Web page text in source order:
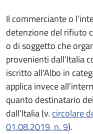
Il commerciante o
detenzione del rifiuto
o di soggetto che
provenienti dall'Italia
iscritto all'Albo in
applica invece
quanto destinatario
dall’Italia (v. circolare
01.08.2019, n. 9).